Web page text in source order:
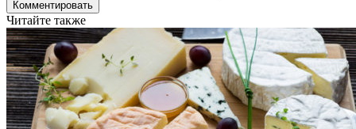
Читайте также